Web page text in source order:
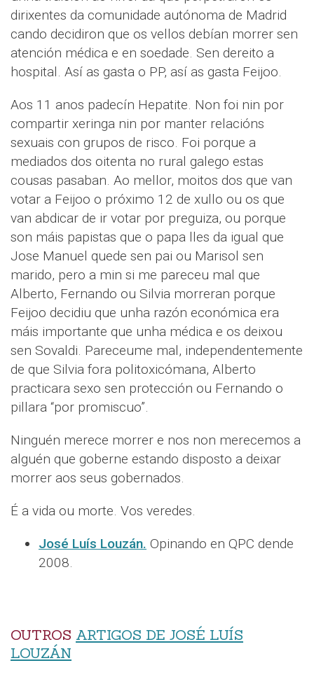
dirixentes da comunidade autónoma de Madrid
cando decidiron que os vellos debían morrer sen
atención médica e en soedade. Sen dereito a
hospital. Así as gasta o PP, así as gasta Feijoo.
Aos 11 anos padecín Hepatite. Non foi nin por
compartir xeringa nin por manter relacións
sexuais con grupos de risco. Foi porque a
mediados dos oitenta no rural galego estas
cousas pasaban. Ao mellor, moitos dos que van
votar a Feijoo o próximo 12 de xullo ou os que
van abdicar de ir votar por preguiza, ou porque
son máis papistas que o papa lles da igual que
Jose Manuel quede sen pai ou Marisol sen
marido, pero a min si me pareceu mal que
Alberto, Fernando ou Silvia morreran porque
Feijoo decidiu que unha razón económica era
máis importante que unha médica e os deixou
sen Sovaldi. Pareceume mal, independentemente
de que Silvia fora politoxicómana, Alberto
practicara sexo sen protección ou Fernando o
pillara “por promiscuo”.
Ninguén merece morrer e nos non merecemos a
alguén que goberne estando disposto a deixar
morrer aos seus gobernados.
É a vida ou morte. Vos veredes.
José Luís Louzán. Opinando en QPC dende
2008.
OUTROS ARTIGOS DE JOSÉ LUÍS
LOUZÁN